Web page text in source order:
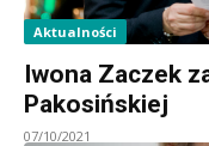
Aktualności
Iwona Zaczek
Pakosińskiej
07/10/2021